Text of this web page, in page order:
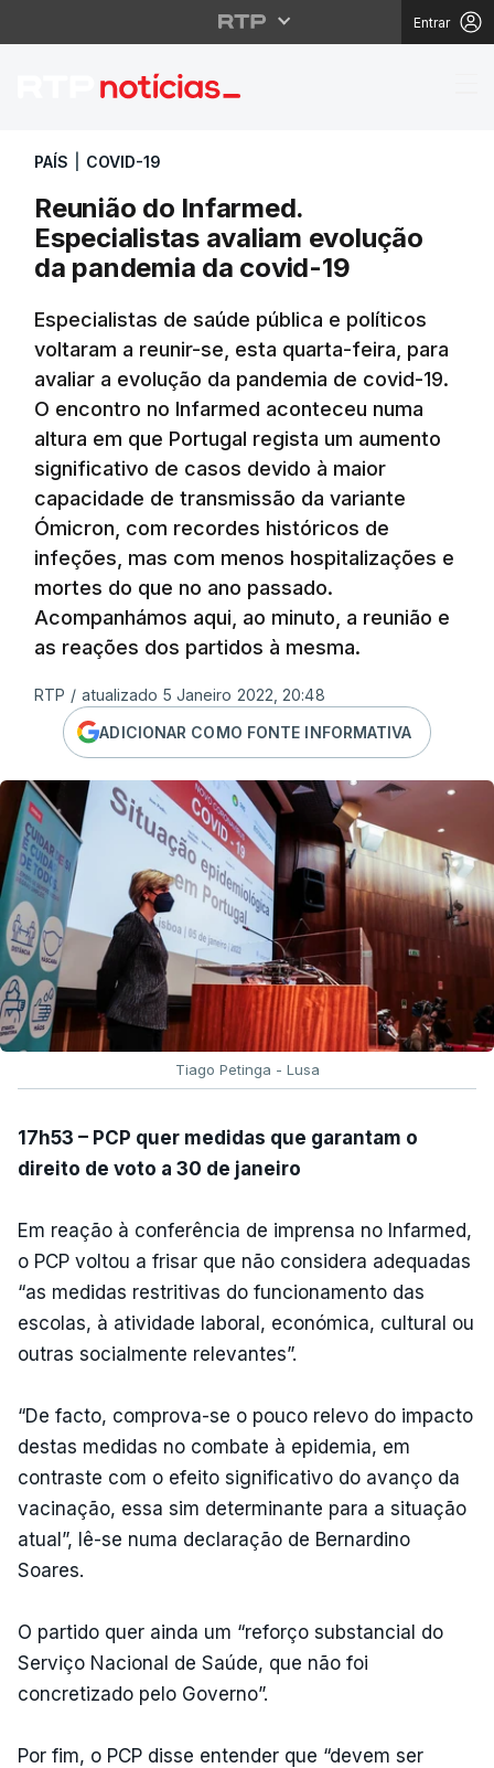
Entrar
Reunião do
PAÍS COVID-19
Reunião do Infarmed.
Especialistas avaliam evolução
da pandemia da covid-19
Especialistas de saúde pública e políticos
voltaram a reunir-se, esta quarta-feira, para
avaliar a evolução da pandemia de covid-19.
O encontro no Infarmed aconteceu numa
altura em que Portugal regista um aumento
significativo de casos devido à maior
capacidade de transmissão da variante
Ómicron, com recordes históricos de
infeções, mas com menos hospitalizações e
mortes do que no ano passado.
Acompanhámos aqui, ao minuto, a reunião e
as reações dos partidos à mesma.
RTP / atualizado 5 Janeiro 2022, 20:48
ADICIONAR COMO FONTE INFORMATIVA
Tiago Petinga - Lusa
17h53 – PCP quer medidas que garantam o
direito de voto a 30 de janeiro
Em reação à conferência de imprensa no Infarmed,
o PCP voltou a frisar que não considera adequadas
“as medidas restritivas do funcionamento das
escolas, à atividade laboral, económica, cultural ou
outras socialmente relevantes”.
“De facto, comprova-se o pouco relevo do impacto
destas medidas no combate à epidemia, em
contraste com o efeito significativo do avanço da
vacinação, essa sim determinante para a situação
atual”, lê-se numa declaração de Bernardino
Soares.
O partido quer ainda um “reforço substancial do
Serviço Nacional de Saúde, que não foi
concretizado pelo Governo”.
Por fim, o PCP disse entender que “devem ser